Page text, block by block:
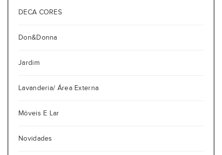
DECA CORES
Don&Donna
Jardim
Lavanderia/ Área Externa
Móveis E Lar
Novidades